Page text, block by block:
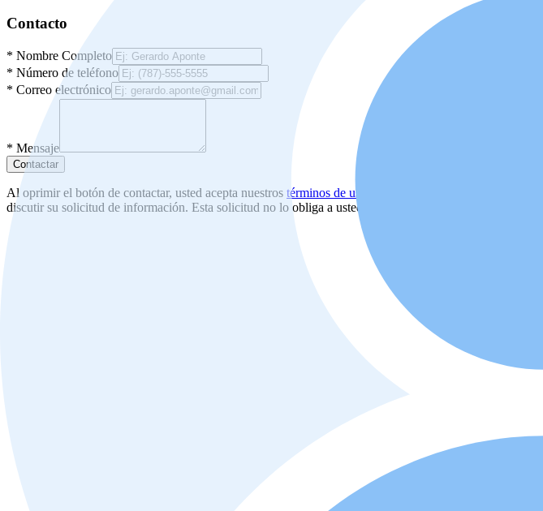
Contacto
* Nombre Completo
* Número de teléfono
* Correo electrónico
* Mensaje
Contactar
Al oprimir el botón de contactar, usted acepta nuestros términos de uso
.
discutir su solicitud de información. Esta solicitud no lo obliga a usted a comprar o alquilar la propiedad.